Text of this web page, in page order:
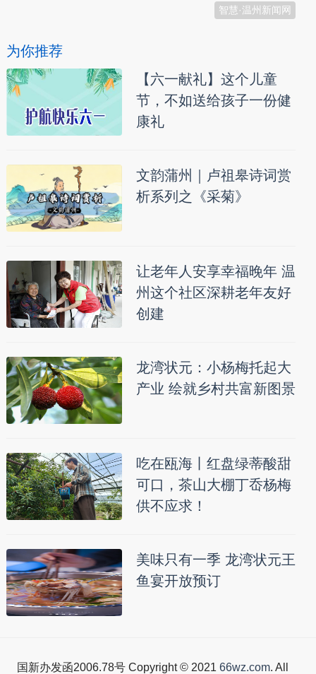
智慧·温州新闻网
为你推荐
【六一献礼】这个儿童
节，不如送给孩子一份健
康礼
文韵蒲州｜卢祖皋诗词赏
析系列之《采菊》
让老年人安享幸福晚年 温
州这个社区深耕老年友好
创建
龙湾状元：小杨梅托起大
产业 绘就乡村共富新图景
吃在瓯海丨红盘绿蒂酸甜
可口，茶山大棚丁岙杨梅
供不应求！
美味只有一季 龙湾状元王
鱼宴开放预订
国新办发函2006.78号 Copyright © 2021 66wz.com. All